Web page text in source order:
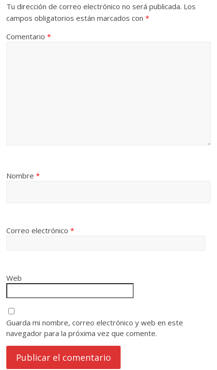
Tu dirección de correo electrónico no será publicada. Los
campos obligatorios están marcados con*
Comentario*
Nombre*
Correo electrónico*
Web
Guarda mi nombre, correo electrónico y web en este
navegador para la próxima vez que comente.